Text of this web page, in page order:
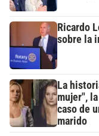
Ricardo
sobre la
La
mujer",
caso de
marido